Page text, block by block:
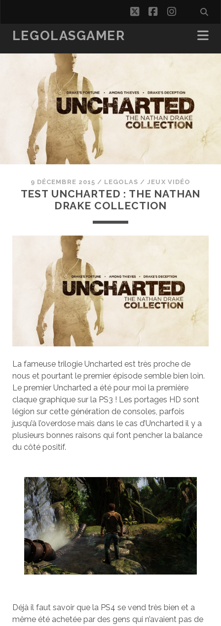
twitterfacebook
LEGOLASGAMER
9 DÉCEMBRE 2015 / LEGOLAS /JEUX VIDÉO
TEST UNCHARTED : THE NATHAN
DRAKE COLLECTION
La fameuse trilogie Uncharted est très proche de
nous et pourtant le premier épisode semble bien loin.
Le premier Uncharted a été pour moi la première
claque graphique sur la PS3 ! Les portages HD sont
légion sur cette génération de consoles, parfois
jusqu’à l’overdose mais dans le cas d’Uncharted il y a
plusieurs bonnes raisons qui font pencher la balance
du côté positif.
Déjà il faut savoir que la PS4 se vend très bien et a
même été achetée par des gens qui n’avaient pas de